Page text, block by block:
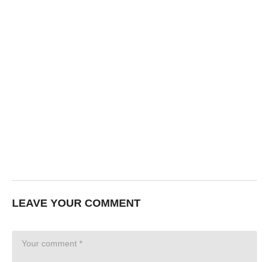
LEAVE YOUR COMMENT